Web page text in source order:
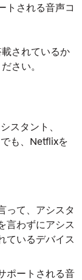
トされる音声コ
されているか
さい。
スタント、
も、Netflixを
って、アシスタ
言わずにアシス
ているデバイス
ポートされる音